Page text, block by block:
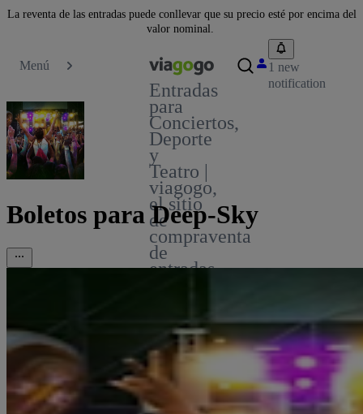
La reventa de las entradas puede conllevar que su precio esté por encima del
valor nominal.
Menú
Entradas
para
Conciertos,
Deporte
y
Teatro |
viagogo,
el sitio
de
compraventa
de
entradas
1 new
notification
Boletos para Deep-Sky